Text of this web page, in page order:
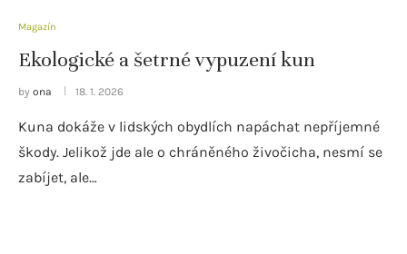
Magazín
Ekologické a šetrné vypuzení kun
by ona 18. 1. 2026
Kuna dokáže v lidských obydlích napáchat nepříjemné
škody. Jelikož jde ale o chráněného živočicha, nesmí se
zabíjet, ale…